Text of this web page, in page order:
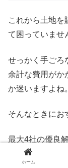
これから土地を
て困っていませ
せっかく手ごろ
余計な費用がか
か迷いますよね。
そんなときにお
最大4社の優良
ビスで、
ハウ
ホーム